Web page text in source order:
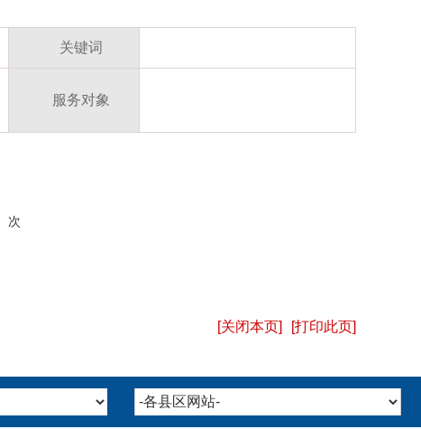
关键词
服务对象
次
[打印此页]
[关闭本页]